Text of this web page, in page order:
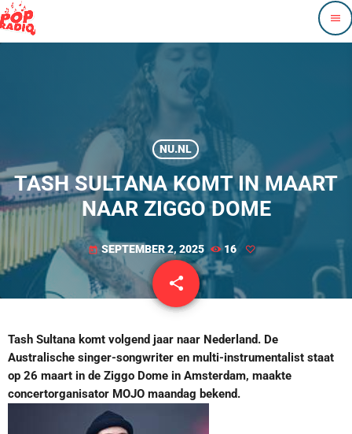
menu
NU.NL
TASH SULTANA KOMT IN MAART
NAAR ZIGGO DOME
today SEPTEMBER 2, 2025 16
share
email
Tash Sultana komt volgend jaar naar Nederland. De
Australische singer-songwriter en multi-instrumentalist staat
op 26 maart in de Ziggo Dome in Amsterdam, maakte
concertorganisator MOJO maandag bekend.